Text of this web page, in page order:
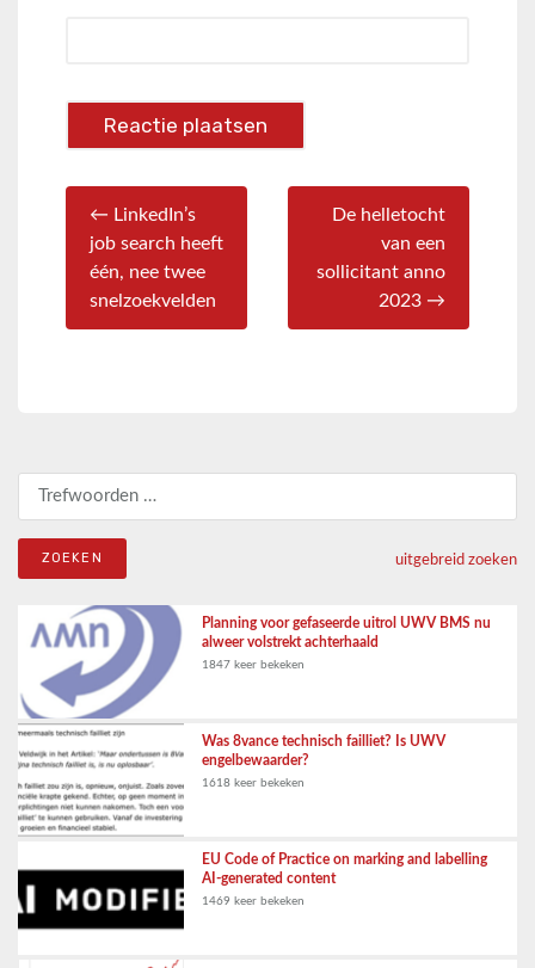
← LinkedIn’s
job search heeft
één, nee twee
snelzoekvelden
De helletocht
van een
sollicitant anno
2023 →
uitgebreid zoeken
Planning voor gefaseerde uitrol UWV BMS nu
alweer volstrekt achterhaald
1847 keer bekeken
Was 8vance technisch failliet? Is UWV
engelbewaarder?
1618 keer bekeken
EU Code of Practice on marking and labelling
AI-generated content
1469 keer bekeken